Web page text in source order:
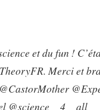
et du fun !
. Merci et
@CastorMother
@science__4__all